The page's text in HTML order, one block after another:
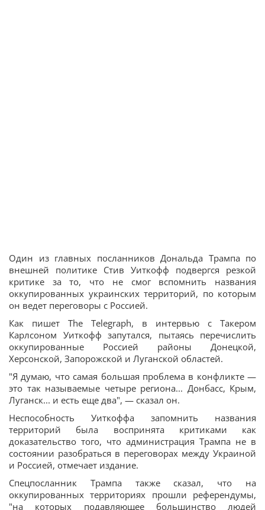
Один из главных посланников Дональда Трампа по
внешней политике Стив Уиткофф подвергся резкой
критике за то, что не смог вспомнить названия
оккупированных украинских территорий, по которым
он ведет переговоры с Россией.
Как пишет The Telegraph, в интервью с Такером
Карлсоном Уиткофф запутался, пытаясь перечислить
оккупированные Россией районы Донецкой,
Херсонской, Запорожской и Луганской областей.
"Я думаю, что самая большая проблема в конфликте —
это так называемые четыре региона... Донбасс, Крым,
Луганск... и есть еще два", — сказал он.
Неспособность Уиткоффа запомнить названия
территорий была воспринята критиками как
доказательство того, что администрация Трампа не в
состоянии разобраться в переговорах между Украиной
и Россией, отмечает издание.
Спецпосланник Трампа также сказал, что на
оккупированных территориях прошли референдумы,
"на которых подавляющее большинство людей